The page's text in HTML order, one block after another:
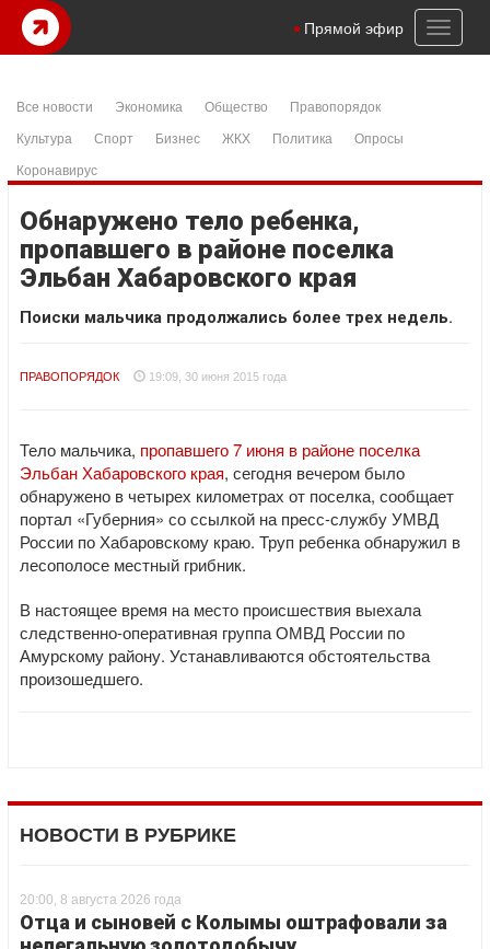
Toggle
Прямой эфир
Все новости Экономика Общество
Правопорядок
Культура
Спорт Бизнес ЖКХ Политика
Опросы
Коронавирус
Обнаружено тело ребенка,
пропавшего в районе поселка
Эльбан Хабаровского края
Поиски мальчика продолжались более трех недель.
ПРАВОПОРЯДОК 19:09, 30 июня 2015 года
Тело мальчика, пропавшего 7 июня в районе поселка
Эльбан Хабаровского края, сегодня вечером было
обнаружено в четырех километрах от поселка, сообщает
портал «Губерния» со ссылкой на пресс-службу УМВД
России по Хабаровскому краю. Труп ребенка обнаружил в
лесополосе местный грибник.
В настоящее время на место происшествия выехала
следственно-оперативная группа ОМВД России по
Амурскому району. Устанавливаются обстоятельства
произошедшего.
НОВОСТИ В РУБРИКЕ
20:00, 8 августа 2026 года
Отца и сыновей с Колымы оштрафовали за